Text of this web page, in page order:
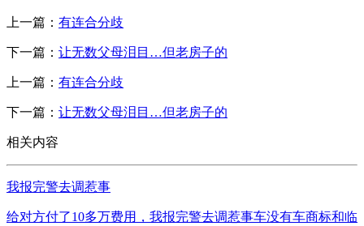
上一篇： 有连合分歧
下一篇： 让无数父母泪目…但老房子的
上一篇： 有连合分歧
下一篇： 让无数父母泪目…但老房子的
相关内容
我报完警去调惹事
给对方付了10多万费用，我报完警去调惹事车没有车商标和临